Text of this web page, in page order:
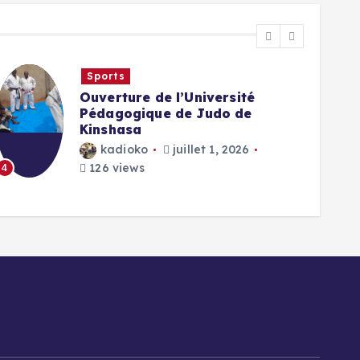
4
Sports
Ouverture de l’Université
Pédagogique de Judo de
Kinshasa
kadioko
juillet 1, 2026
126 views